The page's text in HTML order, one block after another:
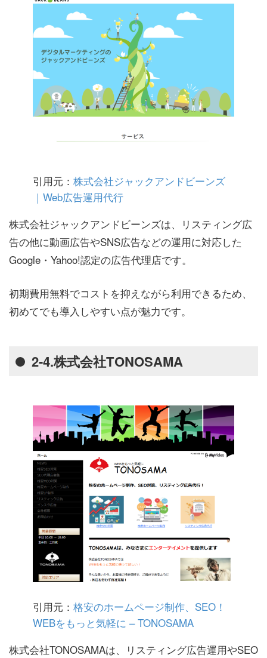
引用元： 株式会社ジャックアンドビーンズ
｜Web広告運用代行
株式会社ジャックアンドビーンズは、リスティング広
告の他に動画広告やSNS広告などの運用に対応した
Google・Yahoo!認定の広告代理店です。
初期費用無料でコストを抑えながら利用できるため、
初めてでも導入しやすい点が魅力です。
2-4.株式会社TONOSAMA
引用元： 格安のホームページ制作、SEO！
WEBをもっと気軽に – TONOSAMA
株式会社TONOSAMAは、リスティング広告運用やSEO